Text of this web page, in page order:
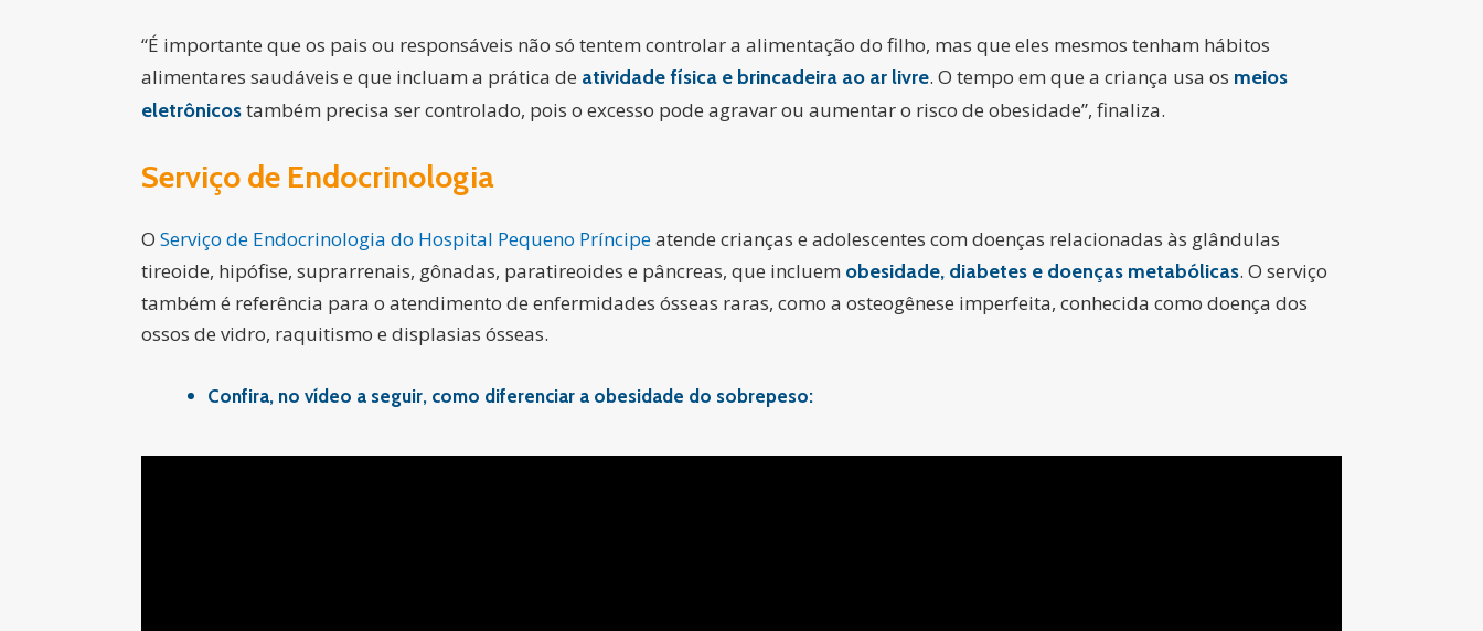
“É importante que os pais ou responsáveis não só tentem controlar a alimentação do filho, mas que eles mesmos tenham hábitos
alimentares saudáveis e que incluam a prática de atividade física e brincadeira ao ar livre. O tempo em que a criança usa os meios
eletrônicostambém precisa ser controlado, pois o excesso pode agravar ou aumentar o risco de obesidade”, finaliza.
Serviço de Endocrinologia
O Serviço de Endocrinologia do Hospital Pequeno Príncipeatende crianças e adolescentes com doenças relacionadas às glândulas
tireoide, hipófise, suprarrenais, gônadas, paratireoides e pâncreas, que incluem obesidade, diabetes e doenças metabólicas. O serviço
também é referência para o atendimento de enfermidades ósseas raras, como a osteogênese imperfeita, conhecida como doença dos
ossos de vidro, raquitismo e displasias ósseas.
Confira, no vídeo a seguir, como diferenciar a obesidade do sobrepeso: